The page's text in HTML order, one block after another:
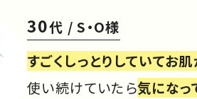
30代 / S・O様
すごくしっとりしていてお
使い続けていたら気になっ